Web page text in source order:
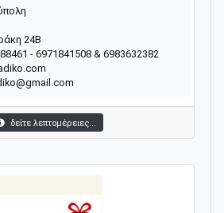
24Β
- 6971841508 & 6983632382
δείτε λεπτομέρειες...